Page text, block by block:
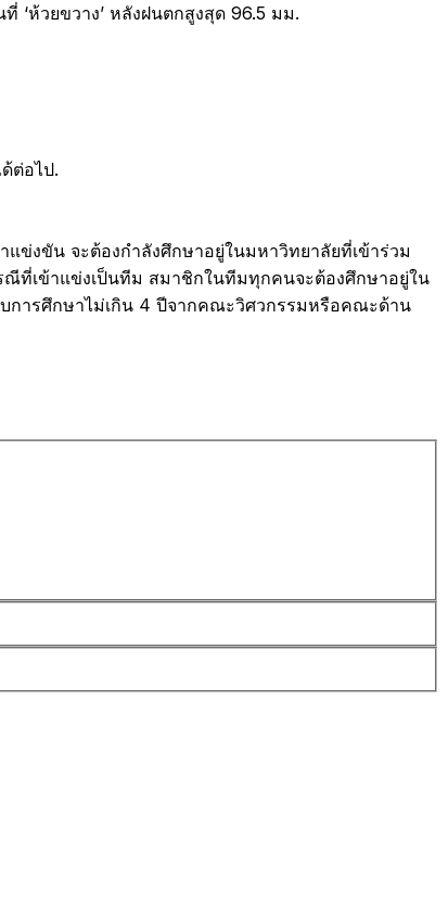
‘ห้วยขวาง’ หลังฝนตกสูงสุด 96.5 มม.
ต่อไป.
ข่งขัน จะต้องกำลังศึกษาอยู่ในมหาวิทยาลัยที่เข้าร่วม
ที่เข้าแข่งเป็นทีม สมาชิกในทีมทุกคนจะต้องศึกษาอยู่ใน
การศึกษาไม่เกิน 4 ปีจากคณะวิศวกรรมหรือคณะด้าน